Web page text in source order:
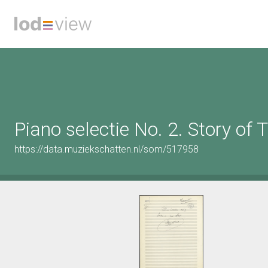
Piano selectie No. 2. Story of
https://data.muziekschatten.nl/som/517958